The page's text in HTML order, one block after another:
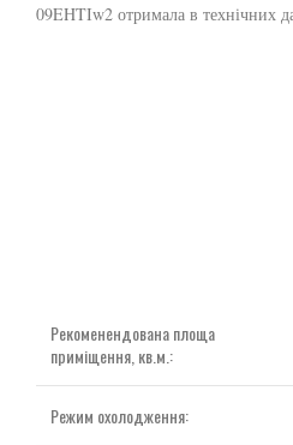
09EHTIw2 отримала в технічних
Рекоменендована площа
приміщення, кв.м.:
Режим охолодження: